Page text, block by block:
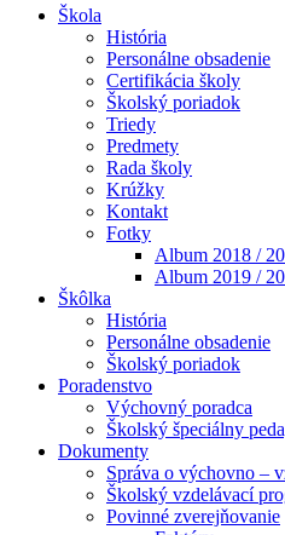
Škola
História
Personálne obsadenie
Certifikácia školy
Školský poriadok
Triedy
Predmety
Rada školy
Krúžky
Kontakt
Fotky
Album 2018 /
Album 2019 /
Škôlka
História
Personálne obsadenie
Školský poriadok
Poradenstvo
Výchovný poradca
Školský špeciálny
Dokumenty
Správa o výchovno –
Školský vzdelávací
Povinné zverejňovanie